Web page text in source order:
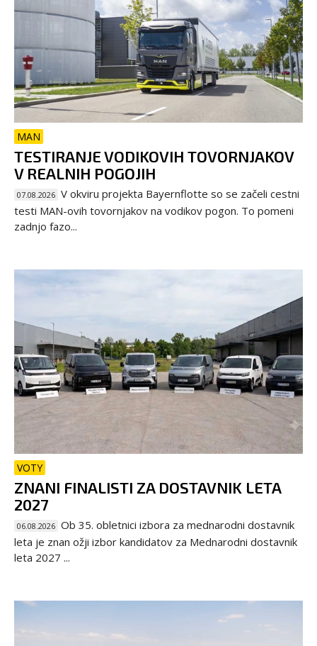
MAN
TESTIRANJE VODIKOVIH TOVORNJAKOV
V REALNIH POGOJIH
07.08.2026 V okviru projekta Bayernflotte so se začeli cestni
testi MAN-ovih tovornjakov na vodikov pogon. To pomeni
zadnjo fazo...
VOTY
ZNANI FINALISTI ZA DOSTAVNIK LETA
2027
06.08.2026 Ob 35. obletnici izbora za mednarodni dostavnik
leta je znan ožji izbor kandidatov za Mednarodni dostavnik
leta 2027 ...